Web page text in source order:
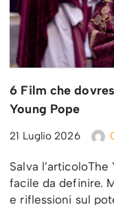
6 Film che
Young Pope
21 Luglio 2026
Salva
facile da definire.
e riflessioni sul